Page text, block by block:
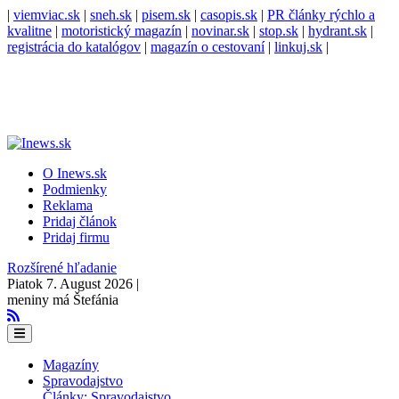
| viemviac.sk | sneh.sk | pisem.sk | casopis.sk | PR články rýchlo a
kvalitne | motoristický magazín | novinar.sk | stop.sk | hydrant.sk |
registrácia do katalógov | magazín o cestovaní| linkuj.sk |
O Inews.sk
Podmienky
Reklama
Pridaj článok
Pridaj firmu
Rozšírené hľadanie
Piatok 7. August 2026 |
meniny má Štefánia
Magazíny
Spravodajstvo